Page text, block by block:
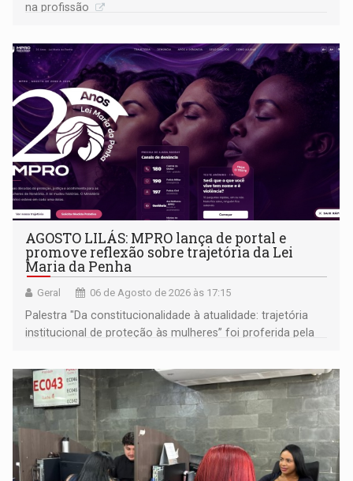
na profissão
AGOSTO LILÁS: MPRO lança de portal e
promove reflexão sobre trajetória da Lei
Maria da Penha
Geral 06 de Agosto de 2026 às 17:15
Palestra "Da constitucionalidade à atualidade: trajetória
institucional de proteção às mulheres” foi proferida pela
Goiás